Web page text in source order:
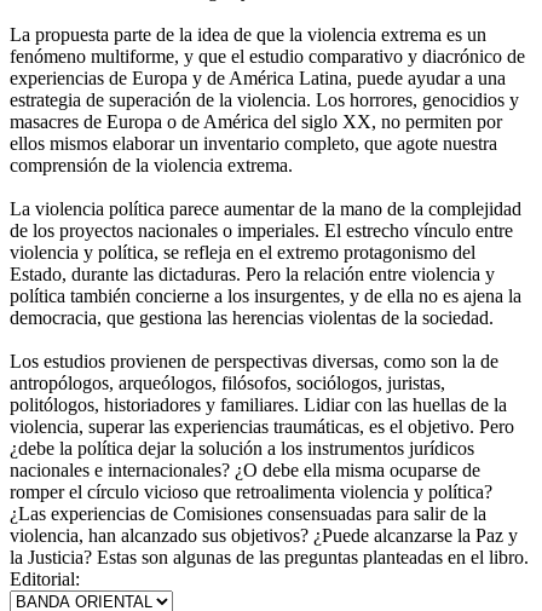
La propuesta parte de la idea de que la violencia extrema es un
fenómeno multiforme, y que el estudio comparativo y diacrónico de
experiencias de Europa y de América Latina, puede ayudar a una
estrategia de superación de la violencia. Los horrores, genocidios y
masacres de Europa o de América del siglo XX, no permiten por
ellos mismos elaborar un inventario completo, que agote nuestra
comprensión de la violencia extrema.
La violencia política parece aumentar de la mano de la complejidad
de los proyectos nacionales o imperiales. El estrecho vínculo entre
violencia y política, se refleja en el extremo protagonismo del
Estado, durante las dictaduras. Pero la relación entre violencia y
política también concierne a los insurgentes, y de ella no es ajena la
democracia, que gestiona las herencias violentas de la sociedad.
Los estudios provienen de perspectivas diversas, como son la de
antropólogos, arqueólogos, filósofos, sociólogos, juristas,
politólogos, historiadores y familiares. Lidiar con las huellas de la
violencia, superar las experiencias traumáticas, es el objetivo. Pero
¿debe la política dejar la solución a los instrumentos jurídicos
nacionales e internacionales? ¿O debe ella misma ocuparse de
romper el círculo vicioso que retroalimenta violencia y política?
¿Las experiencias de Comisiones consensuadas para salir de la
violencia, han alcanzado sus objetivos? ¿Puede alcanzarse la Paz y
la Justicia? Estas son algunas de las preguntas planteadas en el libro.
Editorial: